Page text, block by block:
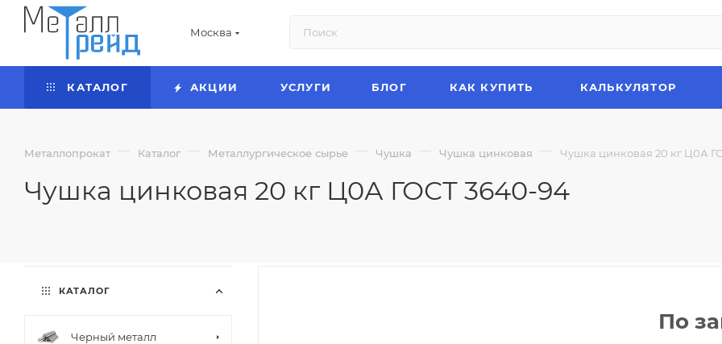
Москва
КАТАЛОГ АКЦИИ УСЛУГИ БЛОГ КАК КУПИТЬ КАЛЬКУЛЯТОР
Металлопрокат — Каталог — Металлургическое сырье — Чушка — Чушка цинковая — Чушка цинковая 20 кг Ц0А
Чушка цинковая 20 кг Ц0А ГОСТ 3640-94
По
КАТАЛОГ
Черный металл